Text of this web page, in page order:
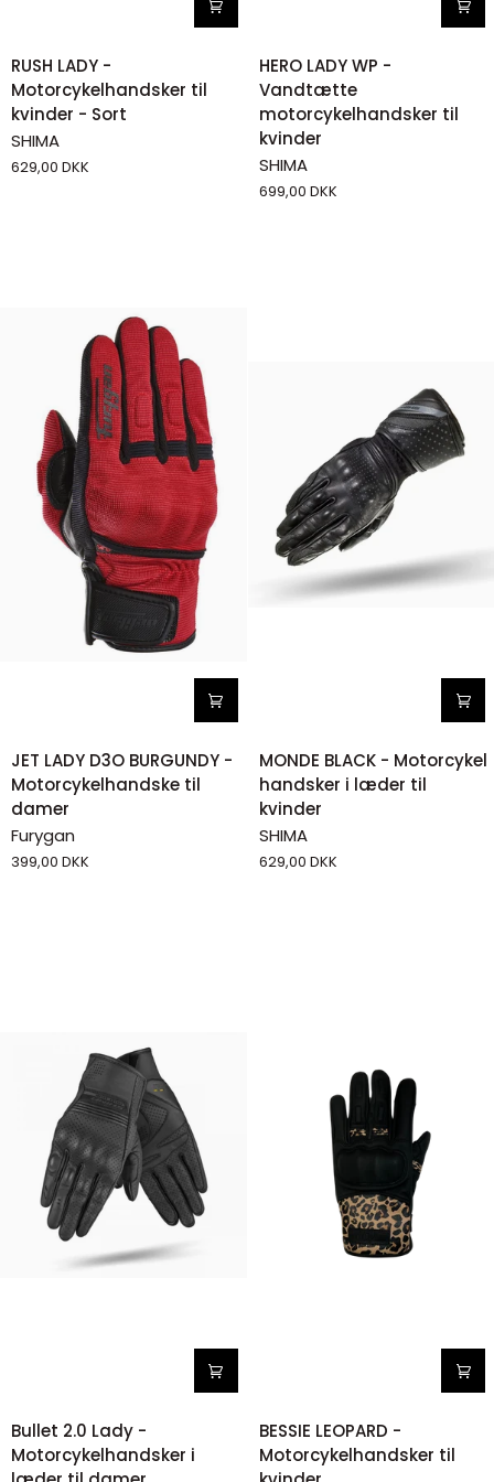
RUSH
LADY
-
til
kvinder
RUSH LADY -
Motorcykelhandsker til
kvinder - Sort
SHIMA
629,00 DKK
HERO
LADY
-
motorcykelhandsker
til
HERO LADY WP -
Vandtætte
motorcykelhandsker til
kvinder
SHIMA
699,00 DKK
JET
LADY
D3O
-
Motorcykelhandske
JET LADY D3O BURGUNDY -
Motorcykelhandske til
damer
Furygan
399,00 DKK
MONDE
BLACK
-
handsker
i
MONDE BLACK - Motorcykel
handsker i læder til
kvinder
SHIMA
629,00 DKK
Bullet
2.0
Lady
Bullet 2.0 Lady -
Motorcykelhandsker i
BESSIE
LEOPARD
-
BESSIE LEOPARD -
Motorcykelhandsker til